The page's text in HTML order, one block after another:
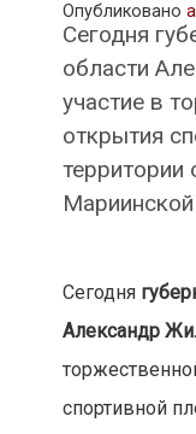
Опубликовано
Сегодня
области
участие в
открытия
территории
Сегодня
Александр
спортивной